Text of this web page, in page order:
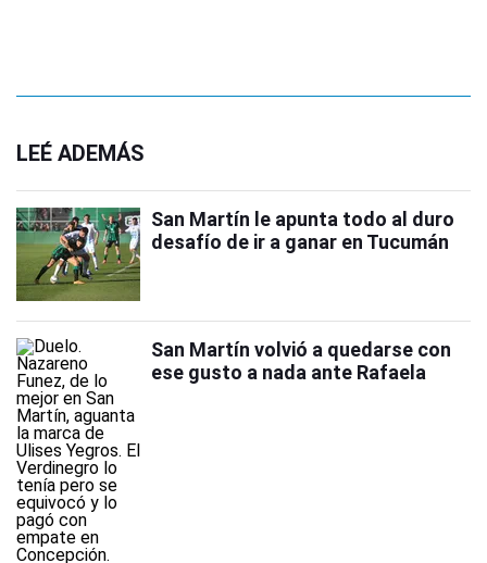
LEÉ ADEMÁS
San Martín le apunta todo al duro
desafío de ir a ganar en Tucumán
San Martín volvió a quedarse con
ese gusto a nada ante Rafaela